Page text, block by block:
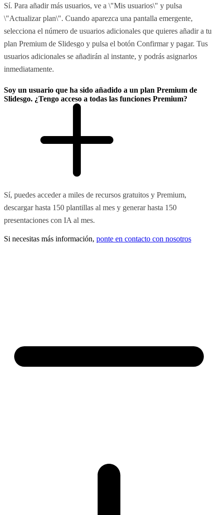
Sí. Para añadir más usuarios, ve a \"Mis usuarios\" y pulsa
\"Actualizar plan\". Cuando aparezca una pantalla emergente,
selecciona el número de usuarios adicionales que quieres añadir a tu
plan Premium de Slidesgo y pulsa el botón Confirmar y pagar. Tus
usuarios adicionales se añadirán al instante, y podrás asignarlos
inmediatamente.
Soy un usuario que ha sido añadido a un plan Premium de
Slidesgo. ¿Tengo acceso a todas las funciones Premium?
Sí, puedes acceder a miles de recursos gratuitos y Premium,
descargar hasta 150 plantillas al mes y generar hasta 150
presentaciones con IA al mes.
Si necesitas más información, ponte en contacto con nosotros